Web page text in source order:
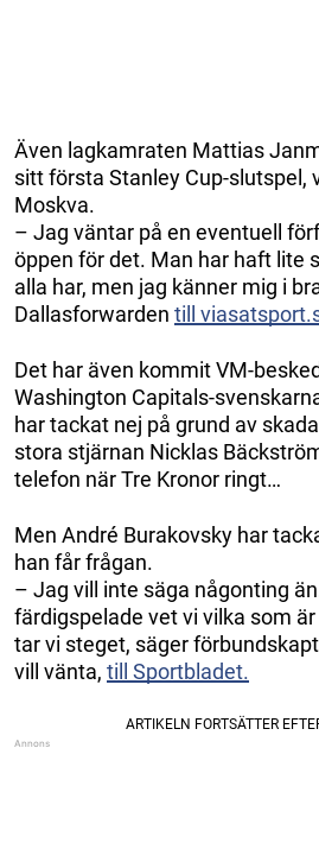
Även lagkamraten Mattias
sitt första Stanley Cup-slutspel,
Moskva.
– Jag väntar på en eventuell
öppen för det. Man har haft lite
alla har, men jag känner mig i
Dallasforwarden till
Det har även kommit VM-
Washington Capitals-
har tackat nej på grund av
stora stjärnan Nicklas
telefon när Tre Kronor ringt…
Men André Burakovsky har
han får frågan.
– Jag vill inte säga någonting
färdigspelade vet vi vilka som
tar vi steget, säger
vill vänta, till Sportbladet.